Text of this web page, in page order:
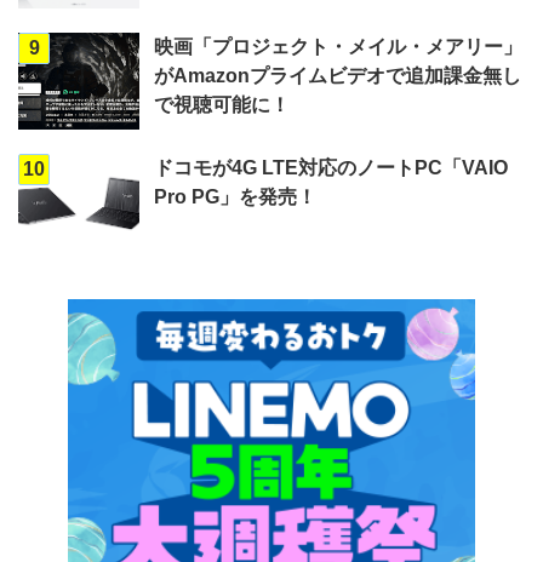
9
映画「プロジェクト・メイル・メアリー」
がAmazonプライムビデオで追加課金無し
で視聴可能に！
10
ドコモが4G LTE対応のノートPC「VAIO
Pro PG」を発売！